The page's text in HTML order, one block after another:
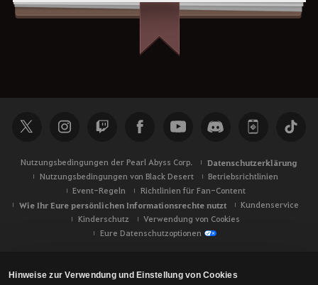
Hinweise zur Verwendung und Einstellung von Cookies
Nutzungsbedingungen der Pearl Abyss Corp. Datenschutzerklärung
Nutzungsbedingungen von Black Desert
Betriebsrichtlinien
Event-Regeln
Richtlinien für Fan-Content
Wie Ihr Eure persönlichen Informationsrechte nutzt
Kundenservice
Kinderschutz
Verwendung von Cookies
Eure Datenschutzoptionen